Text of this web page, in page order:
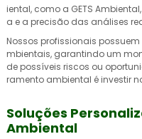
iental, como a GETS
a e a precisão das análises
Nossos profissionais
mbientais, garantindo um
de possíveis riscos ou
ramento ambiental é investir
Soluções
Ambiental